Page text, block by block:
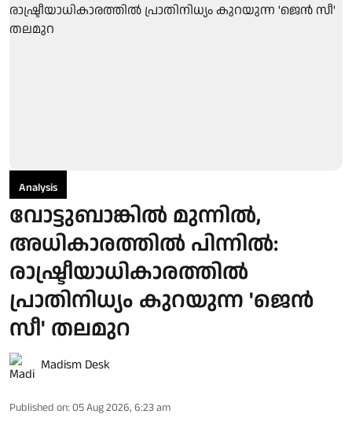
Analysis
വോട്ടുബാങ്കില്‍ മുന്നില്‍,
അധികാരത്തില്‍ പിന്നില്‍:
രാഷ്ട്രീയാധികാരത്തില്‍
പ്രാതിനിധ്യം കുറയുന്ന 'ജെന്‍
സീ' തലമുറ
Madism Desk
Published on: 05 Aug 2026, 6:23 am